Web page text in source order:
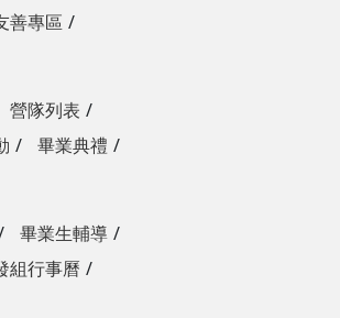
善專區
營隊列表
畢業典禮
畢業生輔導
組行事曆